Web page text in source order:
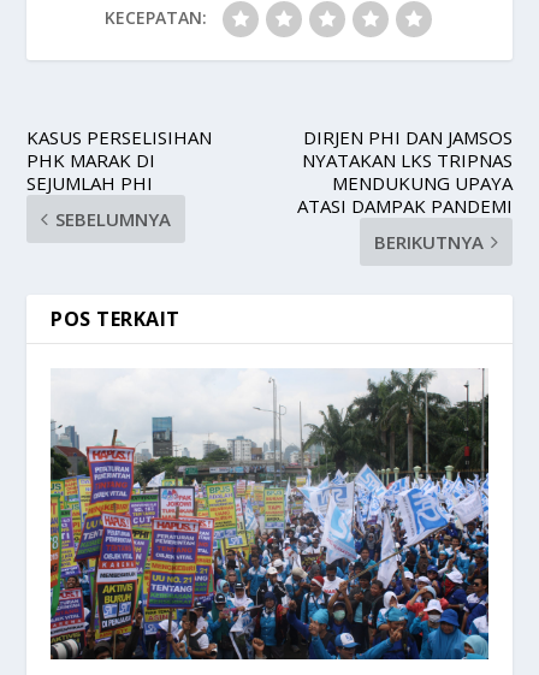
KECEPATAN:
KASUS PERSELISIHAN
PHK MARAK DI
SEJUMLAH PHI
SEBELUMNYA
DIRJEN PHI DAN JAMSOS
NYATAKAN LKS TRIPNAS
MENDUKUNG UPAYA
ATASI DAMPAK PANDEMI
BERIKUTNYA
POS TERKAIT